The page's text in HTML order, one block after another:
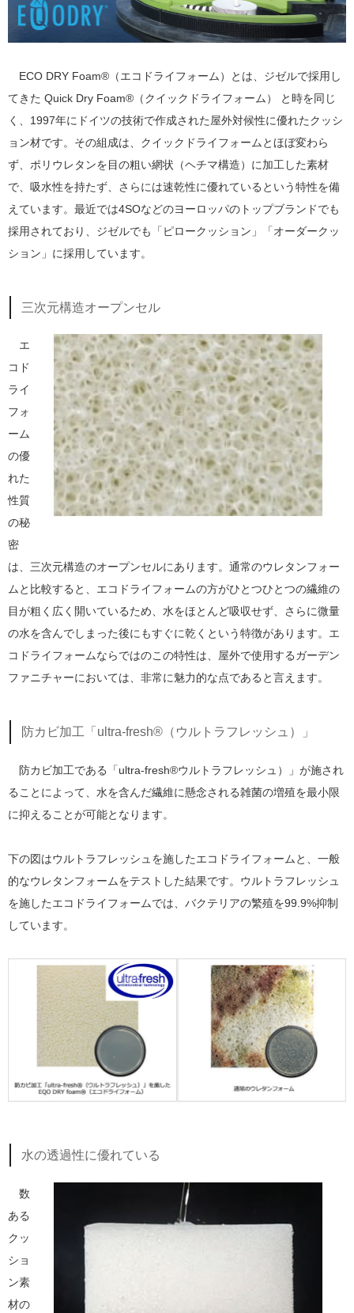
ECO DRY Foam®（エコドライフォーム）とは、ジゼルで採用し
てきた Quick Dry Foam®（クイックドライフォーム） と時を同じ
く、1997年にドイツの技術で作成された屋外対候性に優れたクッシ
ョン材です。その組成は、クイックドライフォームとほぼ変わら
ず、ポリウレタンを目の粗い網状（ヘチマ構造）に加工した素材
で、吸水性を持たず、さらには速乾性に優れているという特性を備
えています。最近では4SOなどのヨーロッパのトップブランドでも
採用されており、ジゼルでも「ピロークッション」「オーダークッ
ション」に採用しています。
三次元構造オープンセル
エ
コド
ライ
フォ
ーム
の優
れた
性質
の秘
密
は、三次元構造のオープンセルにあります。通常のウレタンフォー
ムと比較すると、エコドライフォームの方がひとつひとつの繊維の
目が粗く広く開いているため、水をほとんど吸収せず、さらに微量
の水を含んでしまった後にもすぐに乾くという特徴があります。エ
コドライフォームならではのこの特性は、屋外で使用するガーデン
ファニチャーにおいては、非常に魅力的な点であると言えます。
防カビ加工「ultra-fresh®（ウルトラフレッシュ）」
防カビ加工である「ultra-fresh®ウルトラフレッシュ）」が施され
ることによって、水を含んだ繊維に懸念される雑菌の増殖を最小限
に抑えることが可能となります。
下の図はウルトラフレッシュを施したエコドライフォームと、一般
的なウレタンフォームをテストした結果です。ウルトラフレッシュ
を施したエコドライフォームでは、バクテリアの繁殖を99.9%抑制
しています。
水の透過性に優れている
数
ある
クッ
ショ
ン素
材の